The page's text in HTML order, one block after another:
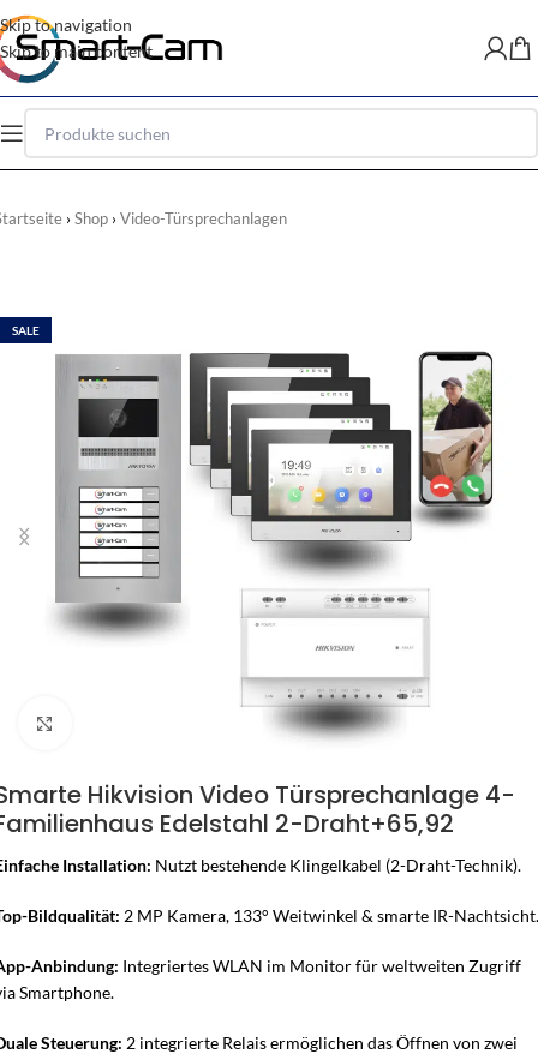
Skip to navigation
Skip to main content
Shop Video-Türsprechanlagen
SALE
Hikvision Video Türsprechanlage 4-
Edelstahl 2-Draht+65,92
Installation: Nutzt bestehende Klingelkabel (2-Draht-Technik).
Bildqualität: 2 MP Kamera, 133° Weitwinkel & smarte IR-Nachtsicht.
Anbindung: Integriertes WLAN im Monitor für weltweiten Zugriff
Smartphone.
Steuerung: 2 integrierte Relais ermöglichen das Öffnen von zwei